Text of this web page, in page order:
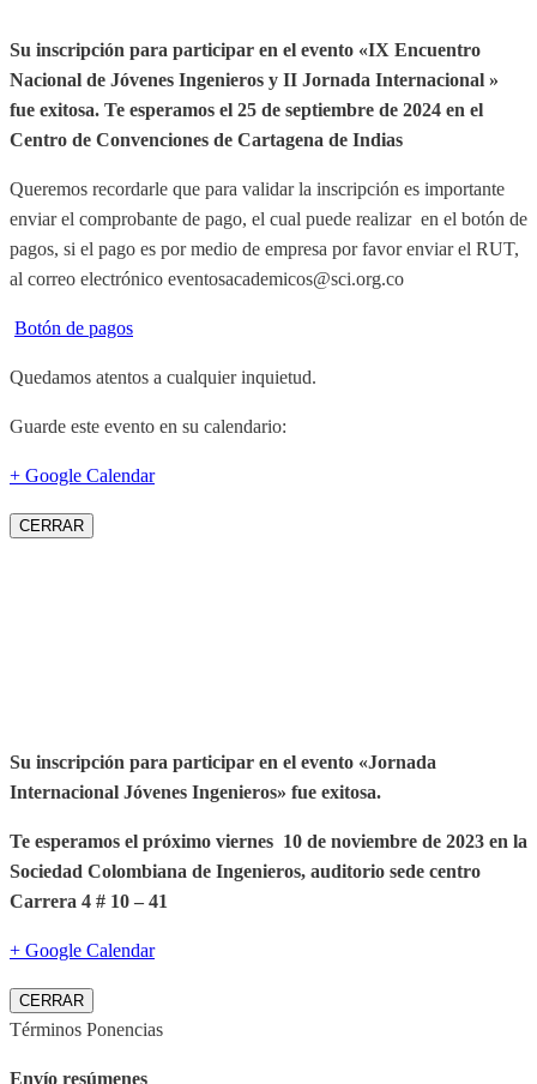
Su inscripción para participar en el evento «IX Encuentro
Nacional de Jóvenes Ingenieros y II Jornada Internacional »
fue exitosa. Te esperamos el 25 de septiembre de 2024 en el
Centro de Convenciones de Cartagena de Indias
Queremos recordarle que para validar la inscripción es importante
enviar el comprobante de pago, el cual puede realizar en el botón de
pagos, si el pago es por medio de empresa por favor enviar el RUT,
al correo electrónico eventosacademicos@sci.org.co
Botón de pagos
Quedamos atentos a cualquier inquietud.
Guarde este evento en su calendario:
+ Google Calendar
CERRAR
Su inscripción para participar en el evento «Jornada
Internacional Jóvenes Ingenieros» fue exitosa.
Te esperamos el próximo viernes 10 de noviembre de 2023 en la
Sociedad Colombiana de Ingenieros, auditorio sede centro
Carrera 4 # 10 – 41
+ Google Calendar
CERRAR
Términos Ponencias
Envío resúmenes